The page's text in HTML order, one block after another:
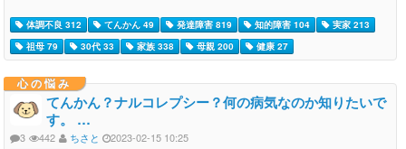
体調不良 312 てんかん 49 発達障害 819 知的障害 104
実家 213
祖母 79
30代 33 家族 338 母親 200 健康 27
心の悩み
てんかん？ナルコレプシー？何の病気なのか知りたいで
す。 …
3 442 ちさと 2023-02-15 10:25